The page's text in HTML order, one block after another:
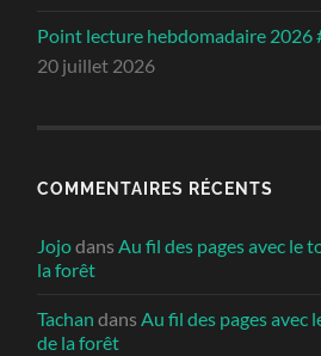
Point lecture hebdomadaire 2026
20 juillet 2026
COMMENTAIRES RÉCENTS
JojodansAu fil des pages avec le
la forêt
Tachan dansAu fil des pages avec
de la forêt